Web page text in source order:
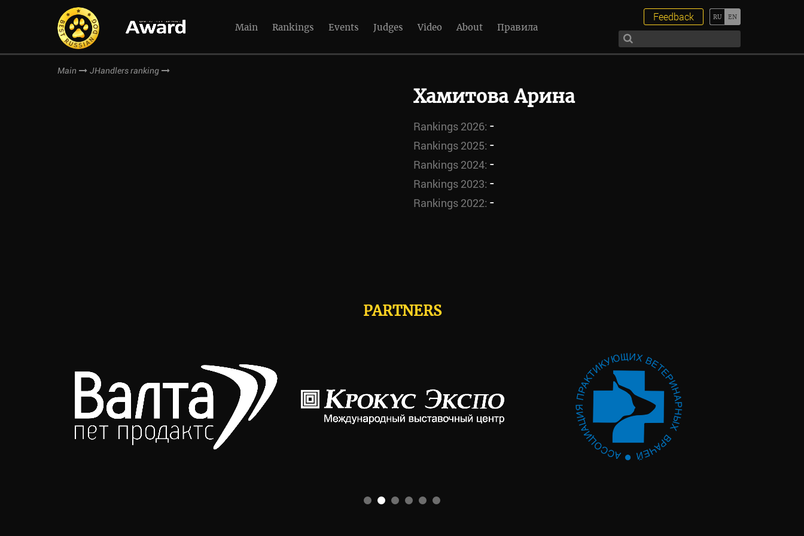
Main Rankings Events Judges Video About Правила
Feedback
Main JHandlers ranking
Хамитова Арина
Rankings 2026: -
Rankings 2025: -
Rankings 2024: -
Rankings 2023: -
Rankings 2022: -
PARTNERS